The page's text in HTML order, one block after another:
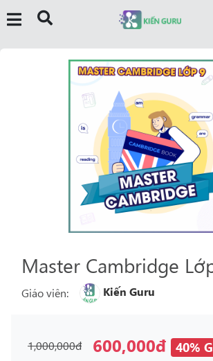
Master Cambridge
Giáo viên: Kiến Guru
1,000,000đ 600,000đ 40%